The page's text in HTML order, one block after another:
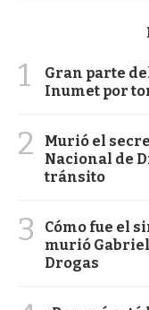
1
Gran parte
Inumet por
2
Murió el
Nacional de
tránsito
3
Cómo fue el
murió
Drogas